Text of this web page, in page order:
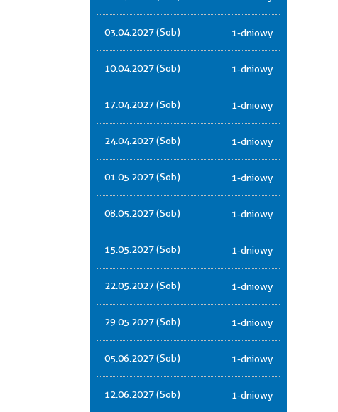
03.04.2027 (Sob) 1-dniowy
10.04.2027 (Sob) 1-dniowy
17.04.2027 (Sob) 1-dniowy
24.04.2027 (Sob) 1-dniowy
01.05.2027 (Sob) 1-dniowy
08.05.2027 (Sob) 1-dniowy
15.05.2027 (Sob) 1-dniowy
22.05.2027 (Sob) 1-dniowy
29.05.2027 (Sob) 1-dniowy
05.06.2027 (Sob) 1-dniowy
12.06.2027 (Sob) 1-dniowy